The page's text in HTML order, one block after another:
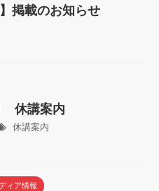
】掲載のお知らせ
休講案内
休講案内
ィア情報